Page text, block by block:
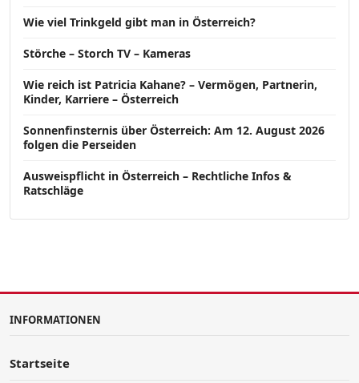
Wie viel Trinkgeld gibt man in Österreich?
Störche – Storch TV – Kameras
Wie reich ist Patricia Kahane? – Vermögen, Partnerin,
Kinder, Karriere – Österreich
Sonnenfinsternis über Österreich: Am 12. August 2026
folgen die Perseiden
Ausweispflicht in Österreich – Rechtliche Infos &
Ratschläge
INFORMATIONEN
Startseite